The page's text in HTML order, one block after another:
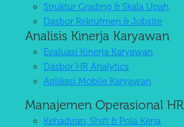
Struktur Grading & Skala Upah
Dasbor Rekrutmen & Jobsite
Analisis Kinerja Karyawan
Evaluasi Kinerja Karyawan
Dasbor HR Analytics
Aplikasi Mobile Karyawan
Manajemen Operasional HR
Kehadiran, Shift & Pola Kerja